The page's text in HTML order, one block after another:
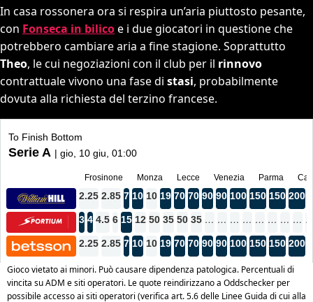
In casa rossonera ora si respira un’aria piuttosto pesante,
con Fonseca in bilicoe i due giocatori in questione che
potrebbero cambiare aria a fine stagione. Soprattutto
Theo, le cui negoziazioni con il club per il rinnovo
contrattuale vivono una fase di stasi, probabilmente
dovuta alla richiesta del terzino francese.